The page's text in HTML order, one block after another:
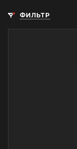
ФИЛЬТР